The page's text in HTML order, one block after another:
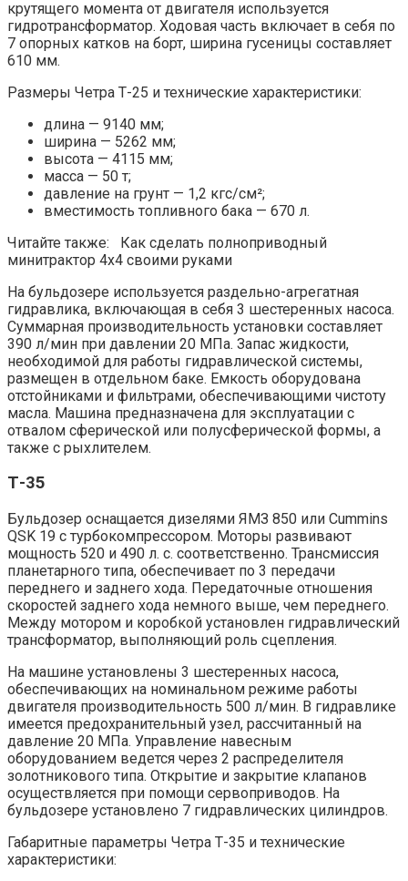
крутящего момента от двигателя используется
гидротрансформатор. Ходовая часть включает в себя по
7 опорных катков на борт, ширина гусеницы составляет
610 мм.
Размеры Четра Т-25 и технические характеристики:
длина — 9140 мм;
ширина — 5262 мм;
высота — 4115 мм;
масса — 50 т;
давление на грунт — 1,2 кгс/см²;
вместимость топливного бака — 670 л.
Читайте также: Как сделать полноприводный
минитрактор 4х4 своими руками
На бульдозере используется раздельно-агрегатная
гидравлика, включающая в себя 3 шестеренных насоса.
Суммарная производительность установки составляет
390 л/мин при давлении 20 МПа. Запас жидкости,
необходимой для работы гидравлической системы,
размещен в отдельном баке. Емкость оборудована
отстойниками и фильтрами, обеспечивающими чистоту
масла. Машина предназначена для эксплуатации с
отвалом сферической или полусферической формы, а
также с рыхлителем.
Т-35
Бульдозер оснащается дизелями ЯМЗ 850 или Cummins
QSK 19 с турбокомпрессором. Моторы развивают
мощность 520 и 490 л. с. соответственно. Трансмиссия
планетарного типа, обеспечивает по 3 передачи
переднего и заднего хода. Передаточные отношения
скоростей заднего хода немного выше, чем переднего.
Между мотором и коробкой установлен гидравлический
трансформатор, выполняющий роль сцепления.
На машине установлены 3 шестеренных насоса,
обеспечивающих на номинальном режиме работы
двигателя производительность 500 л/мин. В гидравлике
имеется предохранительный узел, рассчитанный на
давление 20 МПа. Управление навесным
оборудованием ведется через 2 распределителя
золотникового типа. Открытие и закрытие клапанов
осуществляется при помощи сервоприводов. На
бульдозере установлено 7 гидравлических цилиндров.
Габаритные параметры Четра Т-35 и технические
характеристики: